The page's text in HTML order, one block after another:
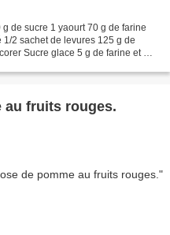
de sucre 1 yaourt 70 g de farine
2 sachet de levures 125 g de
Sucre glace 5 g de farine et 10
au fruits rouges.